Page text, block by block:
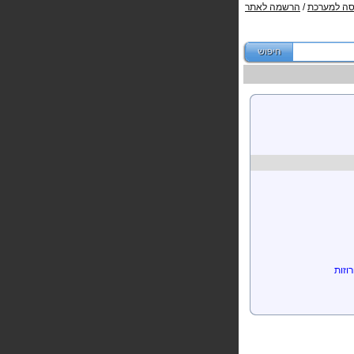
למערכת/ הרשמה לאתר